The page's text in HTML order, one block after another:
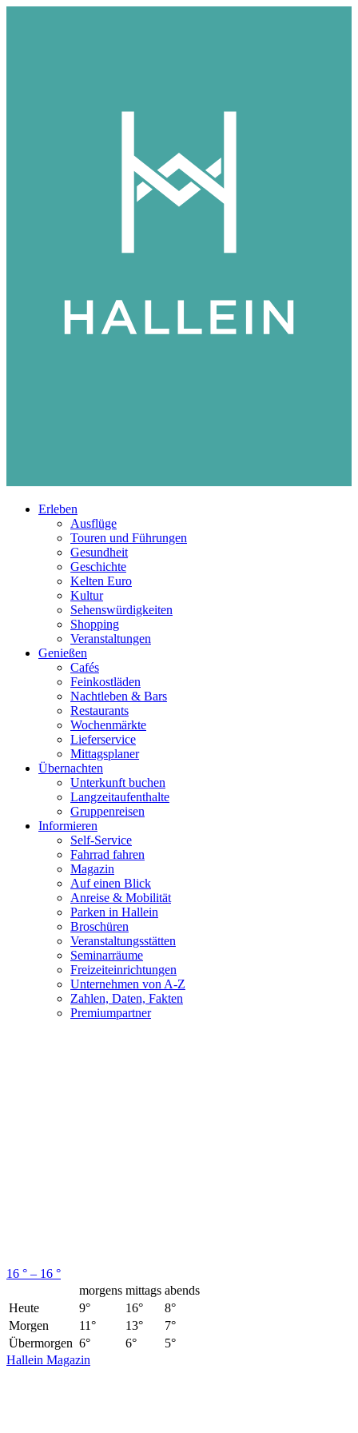
Erleben
Ausflüge
Touren und Führungen
Gesundheit
Geschichte
Kelten Euro
Kultur
Sehenswürdigkeiten
Shopping
Veranstaltungen
Genießen
Cafés
Feinkostläden
Nachtleben & Bars
Restaurants
Wochenmärkte
Lieferservice
Mittagsplaner
Übernachten
Unterkunft buchen
Langzeitaufenthalte
Gruppenreisen
Informieren
Self-Service
Fahrrad fahren
Magazin
Auf einen Blick
Anreise & Mobilität
Parken in Hallein
Broschüren
Veranstaltungsstätten
Seminarräume
Freizeiteinrichtungen
Unternehmen von A-Z
Zahlen, Daten, Fakten
Premiumpartner
16 ° – 16 °
morgens mittags abends
Heute
9° 16°
8°
Morgen
11° 13°
7°
Übermorgen 6° 6°
5°
Hallein Magazin